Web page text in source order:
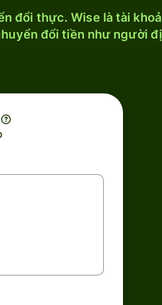
đổi thực. Wise là tài
đổi tiền như người